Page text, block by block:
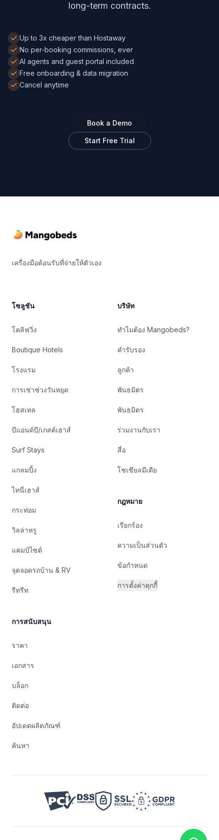
long-term contracts.
Up to 3x cheaper than Hostaway
No per-booking commissions, ever
AI agents and guest portal included
Free onboarding & data migration
Cancel anytime
Book a Demo
Start Free Trial
เครื่องมือต้อนรับที่จ่ายให้ตัวเอง
โซลูชัน
โคลิฟวิ่ง
Boutique Hotels
โรงแรม
การเช่าช่วงวันหยุด
โฮสเทล
บีแอนด์บี/เกสต์เฮาส์
Surf Stays
แกลมปิ้ง
ไทนี่เฮาส์
กระท่อม
วิลล่าหรู
แคมป์ไซต์
จุดจอดรถบ้าน & RV
รีทรีท
การสนับสนุน
ราคา
เอกสาร
บล็อก
ติดต่อ
อัปเดตผลิตภัณฑ์
ค้นหา
บริษัท
ทำไมต้อง Mangobeds?
คำรับรอง
ลูกค้า
พันธมิตร
พันธมิตร
ร่วมงานกับเรา
สื่อ
โซเชียลมีเดีย
กฎหมาย
เรียกร้อง
ความเป็นส่วนตัว
ข้อกำหนด
การตั้งค่าคุกกี้